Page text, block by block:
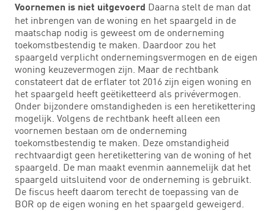
Voornemen is niet uitgevoerd Daarna stelt de man dat
het inbrengen van de woning en het spaargeld in de
maatschap nodig is geweest om de onderneming
toekomstbestendig te maken. Daardoor zou het
spaargeld verplicht ondernemingsvermogen en de eigen
woning keuzevermogen zijn. Maar de rechtbank
constateert dat de erflater tot 2016 zijn eigen woning en
het spaargeld heeft geëtiketteerd als privévermogen.
Onder bijzondere omstandigheden is een heretikettering
mogelijk. Volgens de rechtbank heeft alleen een
voornemen bestaan om de onderneming
toekomstbestendig te maken. Deze omstandigheid
rechtvaardigt geen heretikettering van de woning of het
spaargeld. De man maakt evenmin aannemelijk dat het
spaargeld uitsluitend voor de onderneming is gebruikt.
De fiscus heeft daarom terecht de toepassing van de
BOR op de eigen woning en het spaargeld geweigerd.